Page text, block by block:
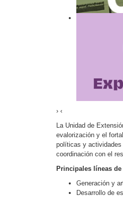
› ‹
La Unidad de
evalorización y el
políticas y actividades
coordinación con el
Principales líneas de
Generación y
Desarrollo de